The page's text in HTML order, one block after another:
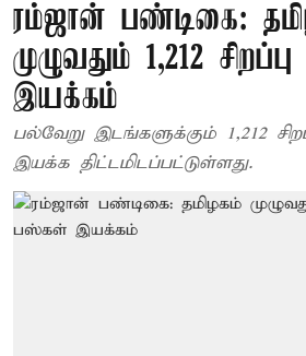
ரம்ஜான் பண்டிகை:
முழுவதும் 1,212
இயக்கம்
பல்வேறு இடங்களுக்கும் 1,212
இயக்க திட்டமிடப்பட்டுள்ளது.